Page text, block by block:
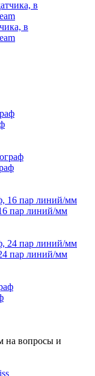
в
пар линий/мм
пар линий/мм
на вопросы и